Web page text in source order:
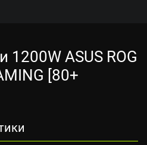
1200W ASUS ROG
[80+